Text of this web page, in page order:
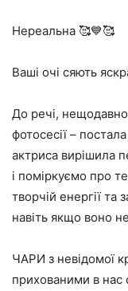
Нереальна 🥰💙🥰
Ваші очі сяють
До речі, нещодавно
фотосесії –
актриса вирішила
і поміркуємо про
творчій енергії
навіть якщо воно
ЧАРИ з невідомої
прихованими в нас